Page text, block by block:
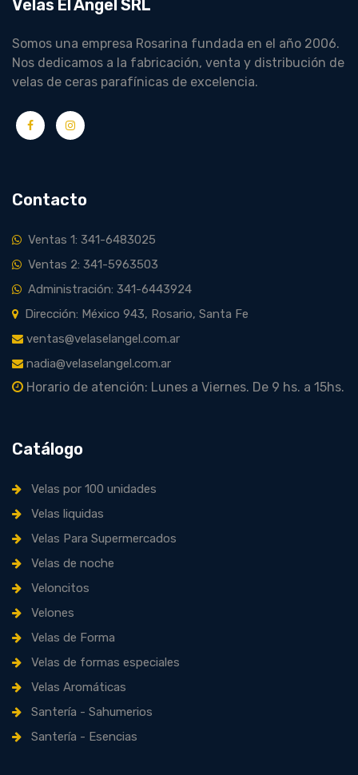
Velas El Ángel SRL
Somos una empresa Rosarina fundada en el año 2006.
Nos dedicamos a la fabricación, venta y distribución de
velas de ceras parafínicas de excelencia.
Contacto
Ventas 1: 341-6483025
Ventas 2: 341-5963503
Administración: 341-6443924
Dirección: México 943, Rosario, Santa Fe
ventas@velaselangel.com.ar
nadia@velaselangel.com.ar
Horario de atención: Lunes a Viernes. De 9 hs. a 15hs.
Catálogo
Velas por 100 unidades
Velas liquidas
Velas Para Supermercados
Velas de noche
Veloncitos
Velones
Velas de Forma
Velas de formas especiales
Velas Aromáticas
Santería - Sahumerios
Santería - Esencias